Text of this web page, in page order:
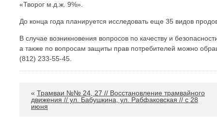
«Творог м.д.ж. 9%».
До конца года планируется исследовать еще 35 видов
В случае возникновения вопросов по качеству и
а также по вопросам защиты прав потребителей можно
(812) 233-55-45.
« Трамваи №№ 24, 27 // Восстановление трамвайного
движения // ул. Бабушкина, ул. Рабфаковская // с 28
июня